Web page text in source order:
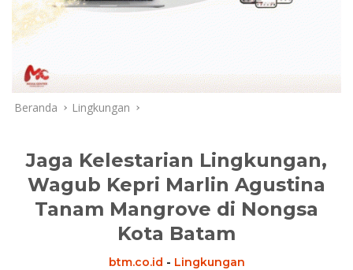
Beranda Lingkungan
Jaga Kelestarian Lingkungan,
Wagub Kepri Marlin Agustina
Tanam Mangrove di Nongsa
Kota Batam
btm.co.id - Lingkungan